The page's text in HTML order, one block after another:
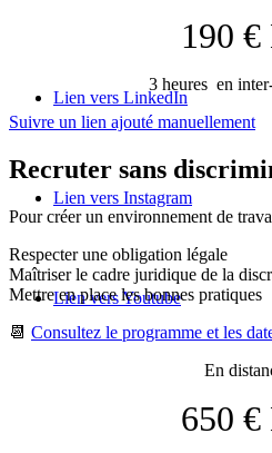
Lien vers LinkedIn
Lien vers Instagram
Lien vers Youtube
190
3 heures en
Suivre un lien ajouté manuellement
Recruter sans
Pour créer un environnement de
Respecter une obligation légale
Maîtriser le cadre juridique de la
Mettre en place les bonnes pratiques
📆 Consultez le programme et les
En
650 €